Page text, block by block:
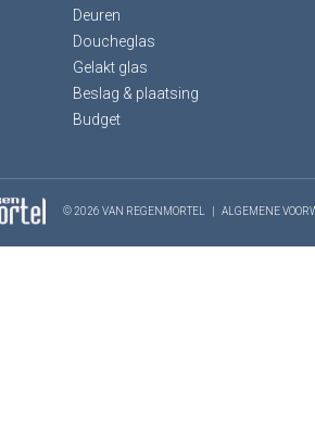
Deuren
Doucheglas
Gelakt glas
Beslag & plaatsing
Budget
© 2026 VAN REGENMORTEL ALGEMENE